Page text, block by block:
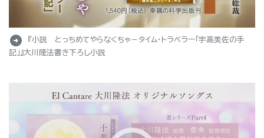
arrow_circle_right
『小説 とっちめてやらなくちゃ－タイム・トラベラー「宇高美佐の手
記」』大川隆法書き下ろし小説